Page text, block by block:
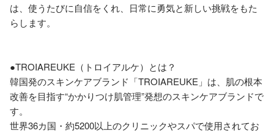
は、使うたびに自信をくれ、日常に勇気と新しい挑戦をもた
らします。
●TROIAREUKE（トロイアルケ）とは？
韓国発のスキンケアブランド「TROIAREUKE」は、肌の根本
改善を目指す“かかりつけ肌管理”発想のスキンケアブランドで
す。
世界36カ国・約5200以上のクリニックやスパで使用されてお